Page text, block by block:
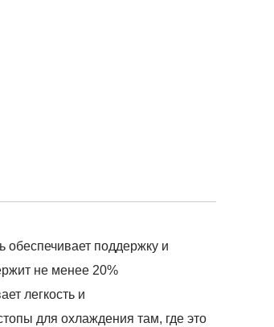
поддержку и
не менее 20%
легкость и
для охлаждения там, где это